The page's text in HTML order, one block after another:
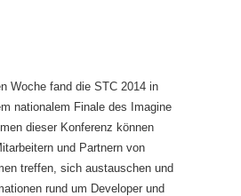
Woche fand die STC 2014 in
nationalem Finale des Imagine
dieser Konferenz können
und Partnern von
treffen, sich austauschen und
rund um Developer und